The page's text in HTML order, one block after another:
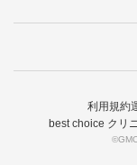
利用規約
best choice クリ